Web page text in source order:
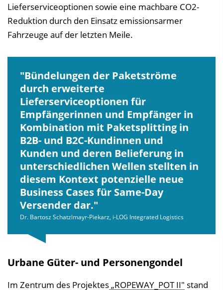
Lieferserviceoptionen sowie eine machbare CO2-
Reduktion durch den Einsatz emissionsarmer
Fahrzeuge auf der letzten Meile.
Bündelungen der Paketströme
durch erweiterte
Lieferserviceoptionen für
Empfängerinnen und Empfänger in
Kombination mit Paketsplitting in
B2B- und B2C-Kundinnen und
Kunden und deren Belieferung in
unterschiedlichen Wellen stellten in
diesem Kontext potenzielle neue
Business Cases für Same-Day
Versender dar.
Dr. Bartosz Schatzlmayr-Piekarz, i-LOG Integrated Logistics
Urbane Güter- und Personengondel
Im Zentrum des Projektes„ROPEWAY_POT II" stand